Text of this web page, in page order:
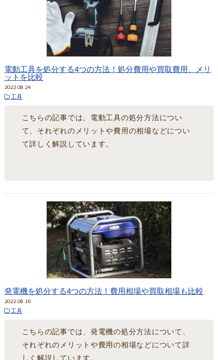
電動工具を処分する4つの方法！処分費用や買取費用、メリ
ットを比較
2022.08.24
工具
こちらの記事では、電動工具の処分方法につい
て、それぞれのメリットや費用の相場などについ
て詳しく解説しています。
発電機を処分する4つの方法！費用相場や買取相場も比較
2022.08.16
工具
こちらの記事では、発電機の処分方法について、
それぞれのメリットや費用の相場などについて詳
しく解説しています。